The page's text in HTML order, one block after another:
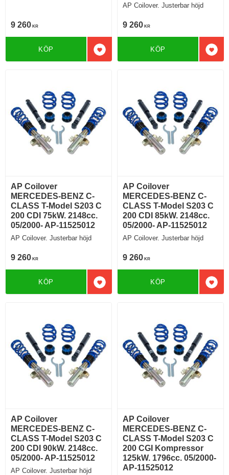
9 260 KR
Lägg till i favoriter
KÖP
AP Coilover. Justerbar höjd
9 260 KR
KÖP
AP Coilover
MERCEDES-BENZ C-
CLASS T-Model S203 C
200 CDI 75kW. 2148cc.
05/2000- AP-11525012
AP Coilover. Justerbar höjd
9 260 KR
Lägg till i favoriter
KÖP
AP Coilover
MERCEDES-BENZ C-
CLASS T-Model S203 C
200 CDI 85kW. 2148cc.
05/2000- AP-11525012
AP Coilover. Justerbar höjd
9 260 KR
KÖP
AP Coilover
MERCEDES-BENZ C-
CLASS T-Model S203 C
200 CDI 90kW. 2148cc.
05/2000- AP-11525012
AP Coilover. Justerbar höjd
AP Coilover
MERCEDES-BENZ C-
CLASS T-Model S203 C
200 CGI Kompressor
125kW. 1796cc. 05/2000-
AP-11525012